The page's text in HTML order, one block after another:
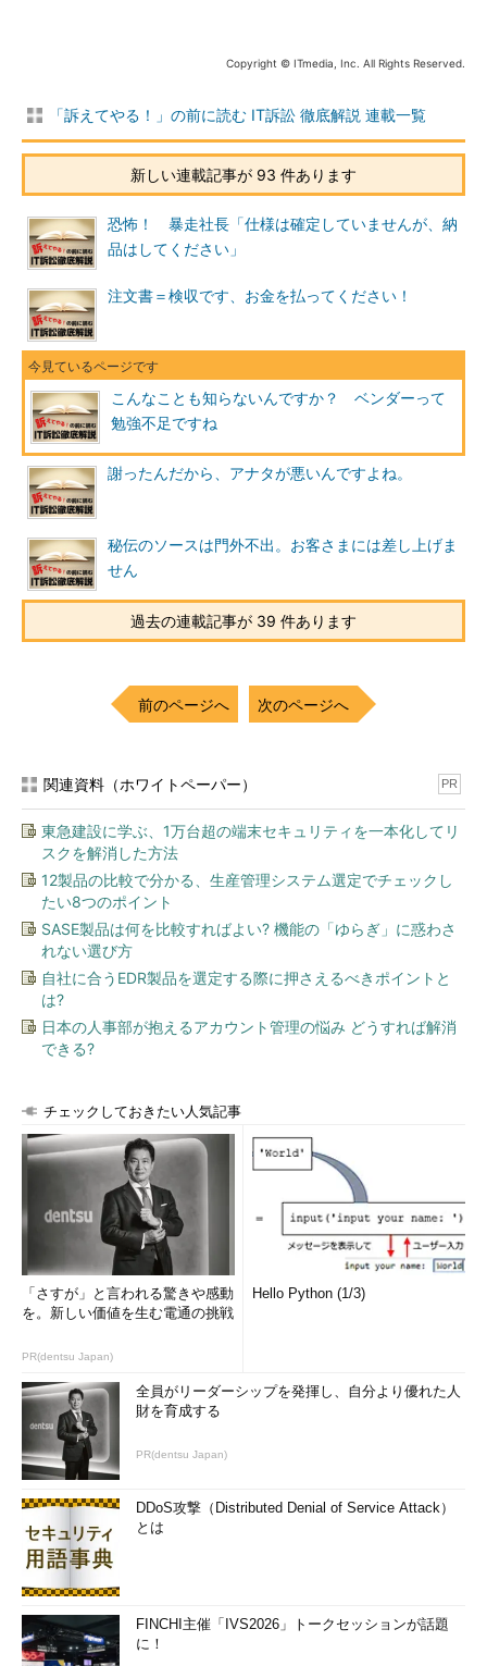
Copyright © ITmedia, Inc. All Rights Reserved.
「訴えてやる！」の前に読む IT訴訟 徹底解説 連載一覧
新しい連載記事が 93 件あります
恐怖！ 暴走社長「仕様は確定していませんが、納
品はしてください」
注文書＝検収です、お金を払ってください！
こんなことも知らないんですか？ ベンダーって
勉強不足ですね
謝ったんだから、アナタが悪いんですよね。
秘伝のソースは門外不出。お客さまには差し上げま
せん
過去の連載記事が 39 件あります
前のページへ 次のページへ
関連資料（ホワイトペーパー） PR
東急建設に学ぶ、1万台超の端末セキュリティを一本化してリ
スクを解消した方法
12製品の比較で分かる、生産管理システム選定でチェックし
たい8つのポイント
SASE製品は何を比較すればよい? 機能の「ゆらぎ」に惑わさ
れない選び方
自社に合うEDR製品を選定する際に押さえるべきポイントと
は?
日本の人事部が抱えるアカウント管理の悩み どうすれば解消
できる?
チェックしておきたい人気記事
「さすが」と言われる驚きや感動
を。新しい価値を生む電通の挑戦
PR(dentsu Japan)
Hello Python (1/3)
全員がリーダーシップを発揮し、自分より優れた人
財を育成する
PR(dentsu Japan)
DDoS攻撃（Distributed Denial of Service Attack）
とは
FINCHI主催「IVS2026」トークセッションが話題
に！